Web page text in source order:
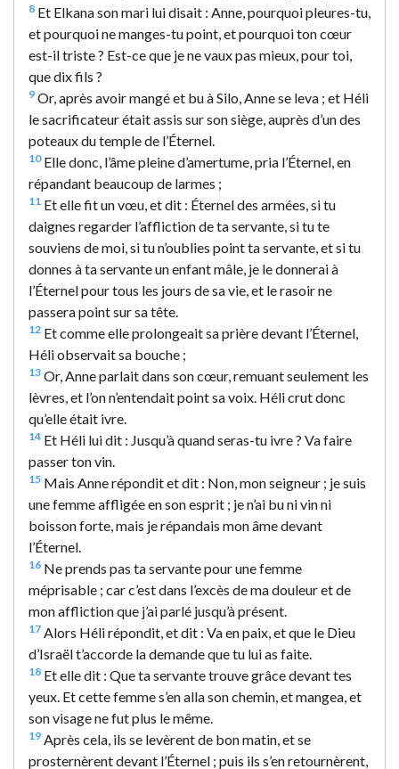
8 Et Elkana son mari lui disait : Anne, pourquoi pleures-tu,
et pourquoi ne manges-tu point, et pourquoi ton cœur
est-il triste ? Est-ce que je ne vaux pas mieux, pour toi,
que dix fils ?
9 Or, après avoir mangé et bu à Silo, Anne se leva ; et Héli
le sacrificateur était assis sur son siège, auprès d’un des
poteaux du temple de l’Éternel.
10Elle donc, l’âme pleine d’amertume, pria l’Éternel, en
répandant beaucoup de larmes ;
11 Et elle fit un vœu, et dit : Éternel des armées, si tu
daignes regarder l’affliction de ta servante, si tu te
souviens de moi, si tu n’oublies point ta servante, et si tu
donnes à ta servante un enfant mâle, je le donnerai à
l’Éternel pour tous les jours de sa vie, et le rasoir ne
passera point sur sa tête.
12 Et comme elle prolongeait sa prière devant l’Éternel,
Héli observait sa bouche ;
13 Or, Anne parlait dans son cœur, remuant seulement les
lèvres, et l’on n’entendait point sa voix. Héli crut donc
qu’elle était ivre.
14 Et Héli lui dit : Jusqu’à quand seras-tu ivre ? Va faire
passer ton vin.
15 Mais Anne répondit et dit : Non, mon seigneur ; je suis
une femme affligée en son esprit ; je n’ai bu ni vin ni
boisson forte, mais je répandais mon âme devant
l’Éternel.
16 Ne prends pas ta servante pour une femme
méprisable ; car c’est dans l’excès de ma douleur et de
mon affliction que j’ai parlé jusqu’à présent.
17 Alors Héli répondit, et dit : Va en paix, et que le Dieu
d’Israël t’accorde la demande que tu lui as faite.
18 Et elle dit : Que ta servante trouve grâce devant tes
yeux. Et cette femme s’en alla son chemin, et mangea, et
son visage ne fut plus le même.
19 Après cela, ils se levèrent de bon matin, et se
prosternèrent devant l’Éternel ; puis ils s’en retournèrent,